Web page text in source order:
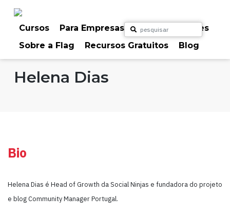
Cursos Para Empresas
Para Particulares
Sobre a Flag
Recursos Gratuitos Blog
Home Formadores
Helena Dias
Bio
Helena Dias é Head of Growth da Social Ninjas e fundadora do projeto
e blog Community Manager Portugal.